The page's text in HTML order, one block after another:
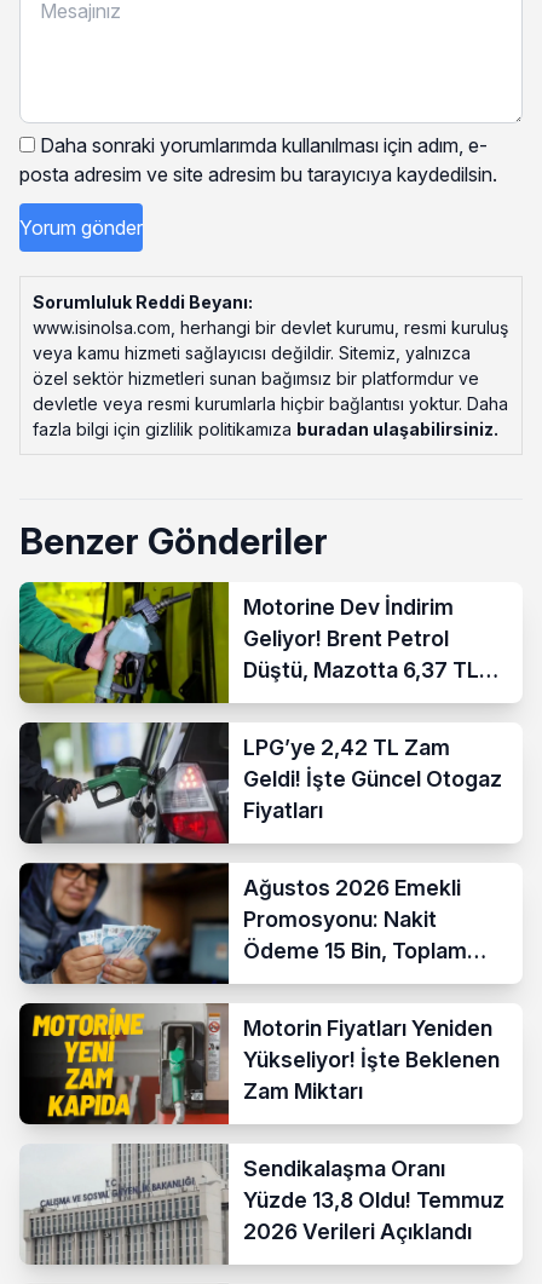
Daha sonraki yorumlarımda kullanılması için adım, e-
posta adresim ve site adresim bu tarayıcıya kaydedilsin.
Sorumluluk Reddi Beyanı:
www.isinolsa.com, herhangi bir devlet kurumu, resmi kuruluş
veya kamu hizmeti sağlayıcısı değildir. Sitemiz, yalnızca
özel sektör hizmetleri sunan bağımsız bir platformdur ve
devletle veya resmi kurumlarla hiçbir bağlantısı yoktur. Daha
fazla bilgi için gizlilik politikamıza buradan ulaşabilirsiniz.
Benzer Gönderiler
Motorine Dev İndirim
Geliyor! Brent Petrol
Düştü, Mazotta 6,37 TL
İndirim Bekleniyor
LPG’ye 2,42 TL Zam
Geldi! İşte Güncel Otogaz
Fiyatları
Ağustos 2026 Emekli
Promosyonu: Nakit
Ödeme 15 Bin, Toplam
Fırsat 35 Bin TL’ye Çıktı
Motorin Fiyatları Yeniden
Yükseliyor! İşte Beklenen
Zam Miktarı
Sendikalaşma Oranı
Yüzde 13,8 Oldu! Temmuz
2026 Verileri Açıklandı